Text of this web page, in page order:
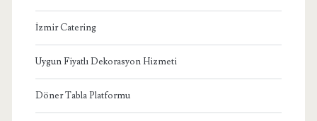
İzmir Catering
Uygun Fiyatlı Dekorasyon Hizmeti
Döner Tabla Platformu